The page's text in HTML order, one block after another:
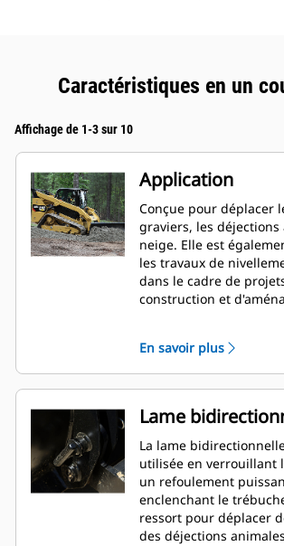
Caractéristiques en un
Affichage de 1-3 sur 10
Application
Conçue pour déplacer
graviers, les déjections
neige. Elle est
les travaux de
dans le cadre de
construction et
En savoir plus
Lame
La lame
utilisée en verrouillant
un refoulement
enclenchant le
ressort pour déplacer
des déjections